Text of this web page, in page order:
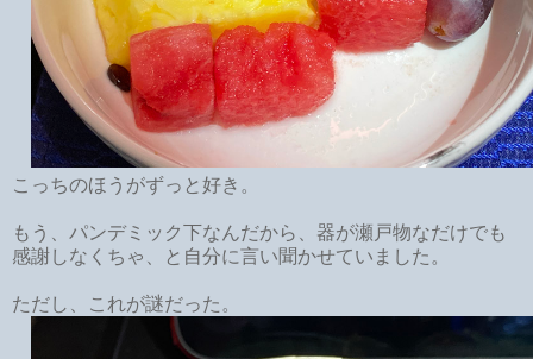
こっちのほうがずっと好き。
もう、パンデミック下なんだから、器が瀬戸物なだけでも
感謝しなくちゃ、と自分に言い聞かせていました。
ただし、これが謎だった。